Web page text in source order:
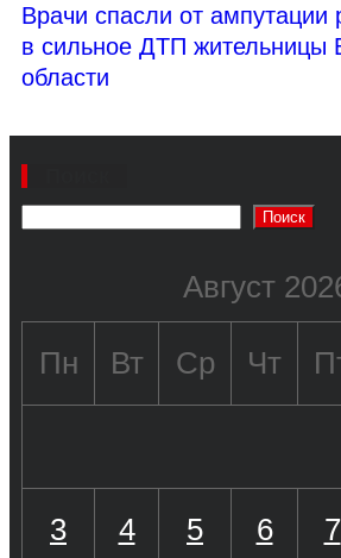
Врачи спасли от ампутации
в сильное ДТП жительницы
области
Поиск
Август
Пн Вт Ср Чт
3 4 5 6 7